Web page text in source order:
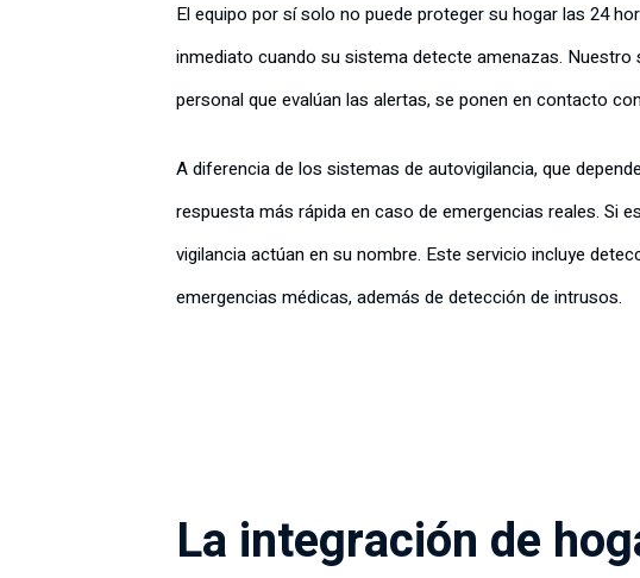
El equipo por sí solo no puede proteger su hogar las 24
inmediato cuando su sistema detecte amenazas.
personal que evalúan las alertas, se ponen en contacto
A diferencia de los sistemas de autovigilancia, que
respuesta más rápida en caso de emergencias reales. Si
vigilancia actúan en su nombre. Este servicio incluye
emergencias médicas, además de detección de intrusos.
La integración de